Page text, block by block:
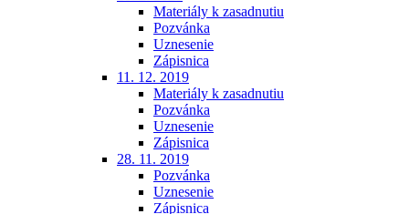
Materiály k zasadnutiu
Pozvánka
Uznesenie
Zápisnica
11. 12. 2019
Materiály k zasadnutiu
Pozvánka
Uznesenie
Zápisnica
28. 11. 2019
Pozvánka
Uznesenie
Zápisnica